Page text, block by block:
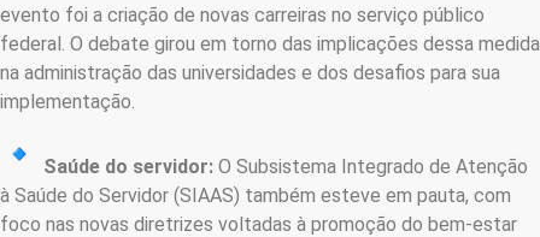
evento foi a criação de novas carreiras no serviço público
federal. O debate girou em torno das implicações dessa medida
na administração das universidades e dos desafios para sua
implementação.
Saúde do servidor: O Subsistema Integrado de Atenção
à Saúde do Servidor (SIAAS) também esteve em pauta, com
foco nas novas diretrizes voltadas à promoção do bem-estar